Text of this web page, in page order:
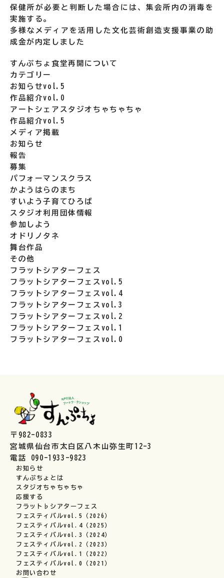
保健所が必要と判断した場合には、集会所内の消毒を
実施する。
多様なメディアを活用した文化芸術創造支援事業の助
成金が内定しました
すんぷちょ食堂再開について
カテゴリー
お知らせvol.5
作品紹介vol.0
アートシェアスタジオちゃちゃちゃ
作品紹介vol.5
メディア掲載
お知らせ
報告
募集
パフォーマンスクラス
かようはらのまち
すいよう子育てひろば
スタジオ利用団体情報
参加しよう
オドリノタネ
舞台作品
その他
フラットシアターフェス
フラットシアターフェスvol.5
フラットシアターフェスvol.4
フラットシアターフェスvol.3
フラットシアターフェスvol.2
フラットシアターフェスvol.1
フラットシアターフェスvol.0
〒982-0833
宮城県仙台市太白区八木山弥生町12-3
電話 090-1933-9823
お知らせ
すんぷちょとは
スタジオちゃちゃちゃ
応援する
フラット♭シアターフェス
フェスティバルvol.5（2026）
フェスティバルvol.4（2025）
フェスティバルvol.3（2024）
フェスティバルvol.2（2023）
フェスティバルvol.1（2022）
フェスティバルvol.0（2021）
お問い合わせ